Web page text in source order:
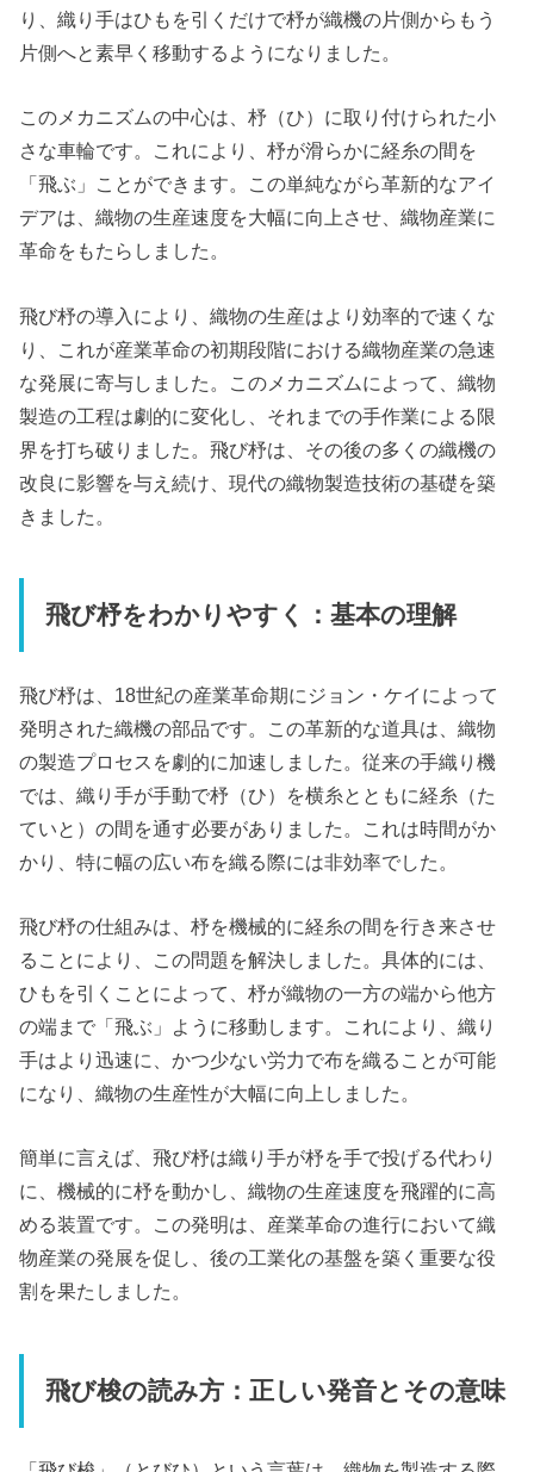
り、織り手はひもを引くだけで杼が織機の片側からもう
片側へと素早く移動するようになりました。
このメカニズムの中心は、杼（ひ）に取り付けられた小
さな車輪です。これにより、杼が滑らかに経糸の間を
「飛ぶ」ことができます。この単純ながら革新的なアイ
デアは、織物の生産速度を大幅に向上させ、織物産業に
革命をもたらしました。
飛び杼の導入により、織物の生産はより効率的で速くな
り、これが産業革命の初期段階における織物産業の急速
な発展に寄与しました。このメカニズムによって、織物
製造の工程は劇的に変化し、それまでの手作業による限
界を打ち破りました。飛び杼は、その後の多くの織機の
改良に影響を与え続け、現代の織物製造技術の基礎を築
きました。
飛び杼をわかりやすく：基本の理解
飛び杼は、18世紀の産業革命期にジョン・ケイによって
発明された織機の部品です。この革新的な道具は、織物
の製造プロセスを劇的に加速しました。従来の手織り機
では、織り手が手動で杼（ひ）を横糸とともに経糸（た
ていと）の間を通す必要がありました。これは時間がか
かり、特に幅の広い布を織る際には非効率でした。
飛び杼の仕組みは、杼を機械的に経糸の間を行き来させ
ることにより、この問題を解決しました。具体的には、
ひもを引くことによって、杼が織物の一方の端から他方
の端まで「飛ぶ」ように移動します。これにより、織り
手はより迅速に、かつ少ない労力で布を織ることが可能
になり、織物の生産性が大幅に向上しました。
簡単に言えば、飛び杼は織り手が杼を手で投げる代わり
に、機械的に杼を動かし、織物の生産速度を飛躍的に高
める装置です。この発明は、産業革命の進行において織
物産業の発展を促し、後の工業化の基盤を築く重要な役
割を果たしました。
飛び梭の読み方：正しい発音とその意味